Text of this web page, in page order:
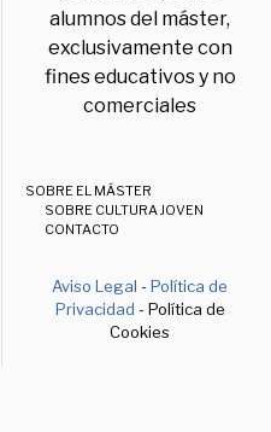
alumnos del máster,
exclusivamente con
fines educativos y no
comerciales
SOBRE EL MÁSTER
SOBRE CULTURA JOVEN
CONTACTO
Aviso Legal -Política de
Privacidad - Política de
Cookies